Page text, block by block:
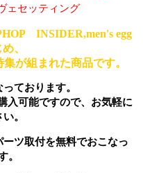
ェセッティング
INSIDER,men's egg
、
が組まれた商品です。
ております。
入可能ですので、お気軽に
。
ツ取付を無料でおこなっ
。